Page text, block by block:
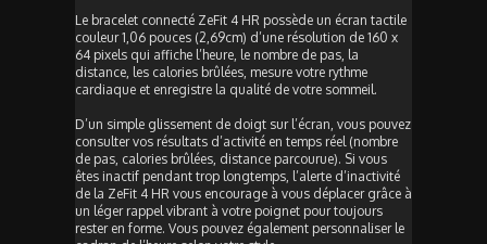
Le bracelet connecté ZeFit 4 HR possède un écran tactile
couleur 1,06 pouces (2,69cm) d’une résolution de 160 x
64 pixels qui affiche l’heure, le nombre de pas, la
distance, les calories brûlées, mesure votre rythme
cardiaque et enregistre la qualité de votre sommeil.
D’un simple glissement de doigt sur l’écran, vous pouvez
consulter vos résultats d’activité en temps réel (nombre
de pas, calories brûlées, distance parcourue). Si vous
êtes inactif pendant trop longtemps, l’alerte d’inactivité
de la ZeFit 4 HR vous encourage à vous déplacer grâce à
un léger rappel vibrant à votre poignet pour toujours
rester en forme. Vous pouvez également personnaliser le